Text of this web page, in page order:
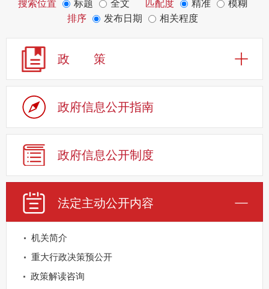
搜索位置 标题 全文 匹配度 精准
模糊
排序
发布日期 相关程度
政 策
政府信息公开指南
政府信息公开制度
法定主动公开内容
机关简介
重大行政决策预公开
政策解读咨询